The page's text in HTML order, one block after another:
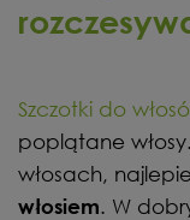
Szczotki do
poplątane
włosach,
włosiem. W